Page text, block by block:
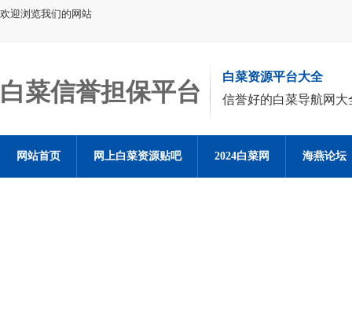
欢迎浏览我们的网站
白菜信誉担保平台
白菜资源平台大全
信誉好的白菜导航网大
网站首页 网上白菜资源贴吧 2024白菜网 海燕论坛